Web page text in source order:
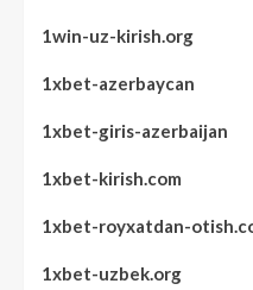
1win-uz-kirish.org
1xbet-azerbaycan
1xbet-giris-azerbaijan
1xbet-kirish.com
1xbet-royxatdan-
1xbet-uzbek.org